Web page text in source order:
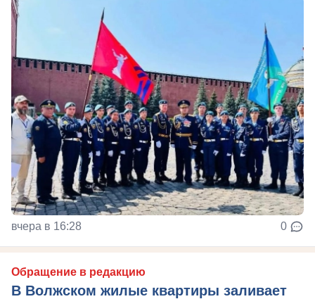
вчера в 16:28 0
Обращение в редакцию
В Волжском жилые квартиры заливает